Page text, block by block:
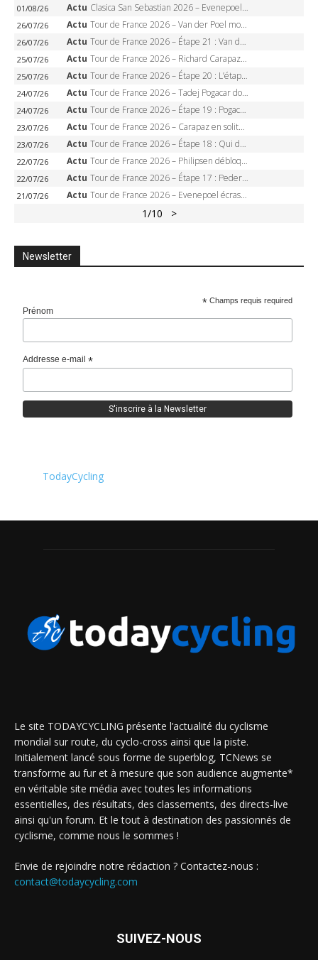
01/08/26 Actu Clasica San Sebastian 2026 – Evenepoel recordman, 4e victoire, Carapaz battu au sprint
26/07/26 Actu Tour de France 2026 – Van der Poel monumental à Paris, Pogacar égale le record des cinq sacres
26/07/26 Actu Tour de France 2026 – Étape 21 : Van der Poel, Pogacar, qui succédera à Wout van Aert sur les Champs-Elysées ?
25/07/26 Actu Tour de France 2026 – Richard Carapaz roi des Alpes, doublé et maillot à pois, Seixas perd le podium
25/07/26 Actu Tour de France 2026 – Étape 20 : L’étape reine, Galibier, Sarenne, Alpe d’Huez, qui succédera à Pogacar ?
24/07/26 Actu Tour de France 2026 – Tadej Pogacar dompte l’Alpe d’Huez, 5e victoire, record de Pantani pulvérisé
24/07/26 Actu Tour de France 2026 – Étape 19 : Pogacar peut-il enfin dompter l’Alpe d’Huez ?
23/07/26 Actu Tour de France 2026 – Carapaz en solitaire à Orcières-Merlette, Paret-Peintre à un point du maillot à pois
23/07/26 Actu Tour de France 2026 – Étape 18 : Qui domptera Orcières-Merlette, première marche vers l’Alpe d’Huez ?
22/07/26 Actu Tour de France 2026 – Philipsen débloque son compteur à Voiron, Pedersen en danger pour le maillot vert
22/07/26 Actu Tour de France 2026 – Étape 17 : Pedersen peut-il verrouiller le maillot vert à Voiron ?
21/07/26 Actu Tour de France 2026 – Evenepoel écrase le chrono d’Évian, Seixas 4e, Lipowitz abandonne
1/10 >
Newsletter
* Champs requis required
Prénom
Addresse e-mail*
TodayCycling
Le site TODAYCYCLING présente l’actualité du cyclisme
mondial sur route, du cyclo-cross ainsi que la piste.
Initialement lancé sous forme de superblog, TCNews se
transforme au fur et à mesure que son audience augmente*
en véritable site média avec toutes les informations
essentielles, des résultats, des classements, des directs-live
ainsi qu'un forum. Et le tout à destination des passionnés de
cyclisme, comme nous le sommes !
Envie de rejoindre notre rédaction ? Contactez-nous :
contact@todaycycling.com
SUIVEZ-NOUS